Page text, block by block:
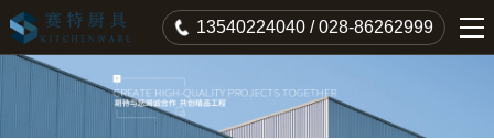
13540224040 / 028-86262999